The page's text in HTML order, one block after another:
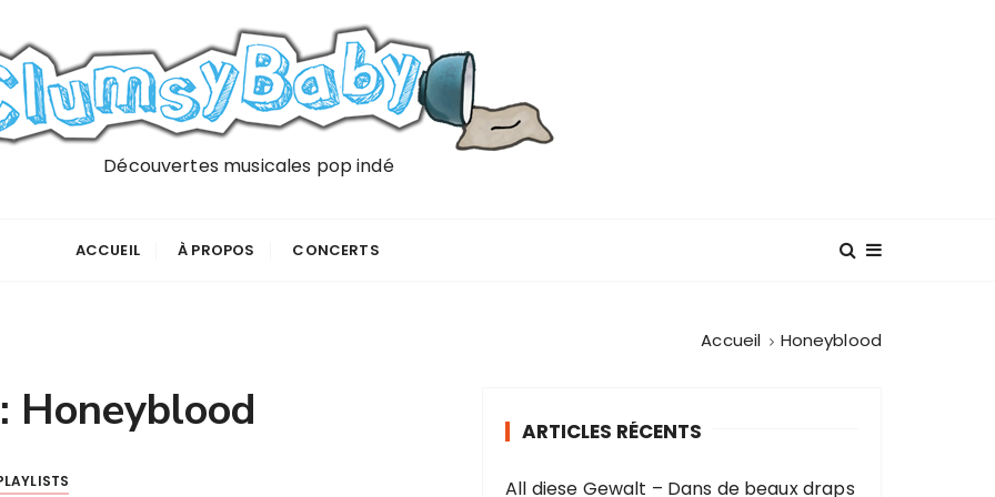
Découvertes musicales pop indé
ACCUEIL À PROPOS CONCERTS
Accueil Honeyblood
Honeyblood ARTICLES RÉCENTS
All diese Gewalt – Dans de beaux draps